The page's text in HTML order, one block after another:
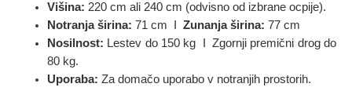
Višina: 220 cm ali 240 cm (odvisno od izbrane ocpije).
Notranja širina: 71 cm I Zunanja širina: 77 cm
Nosilnost: Lestev do 150 kg I Zgornji premični drog do
80 kg.
Uporaba: Za domačo uporabo v notranjih prostorih.